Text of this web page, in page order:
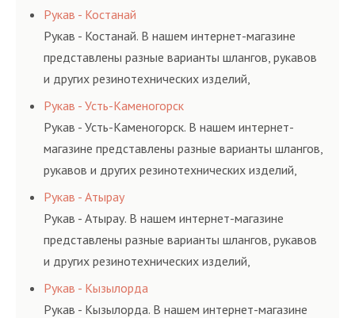
соответствующих ГОСТам, техническим условиям
и нормативам.
Рукав - Костанай
Рукав - Костанай. В нашем интернет-магазине
представлены разные варианты шлангов, рукавов
и других резинотехнических изделий,
соответствующих ГОСТам, техническим условиям
и нормативам.
Рукав - Усть-Каменогорск
Рукав - Усть-Каменогорск. В нашем интернет-
магазине представлены разные варианты шлангов,
рукавов и других резинотехнических изделий,
соответствующих ГОСТам, техническим условиям
и нормативам.
Рукав - Атырау
Рукав - Атырау. В нашем интернет-магазине
представлены разные варианты шлангов, рукавов
и других резинотехнических изделий,
соответствующих ГОСТам, техническим условиям
и нормативам.
Рукав - Кызылорда
Рукав - Кызылорда. В нашем интернет-магазине